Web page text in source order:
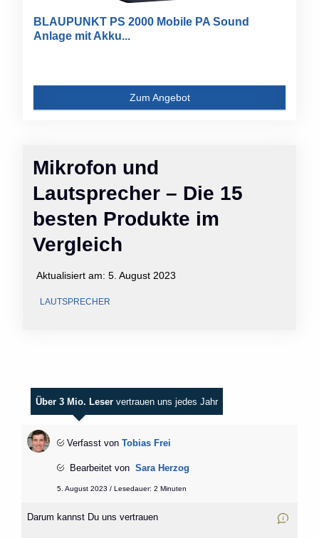
Mikrofon und
Lautsprecher – Die 15
besten Produkte im
Vergleich
Aktualisiert am: 5. August 2023
LAUTSPRECHER
BLAUPUNKT PS 2000 Mobile PA Sound
Anlage mit Akku...
Zum Angebot
Über 3 Mio. Leser vertrauen uns jedes Jahr
Verfasst von Tobias Frei
Bearbeitet von Sara Herzog
5. August 2023 / Lesedauer: 2 Minuten
Darum kannst Du uns vertrauen